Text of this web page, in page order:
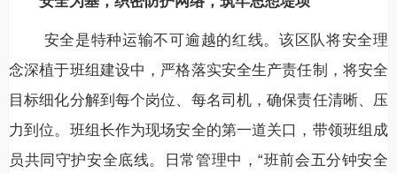
安全是特种运输不可逾越的红线。该区队将安全理
念深植于班组建设中，严格落实安全生产责任制，将安全
目标细化分解到每个岗位、每名司机，确保责任清晰、压
力到位。班组长作为现场安全的第一道关口，带领班组成
员共同守护安全底线。日常管理中，“班前会五分钟安全